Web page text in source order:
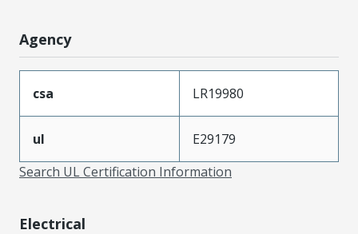
Agency
csa LR19980
ul
E29179
Search UL Certification Information
Electrical